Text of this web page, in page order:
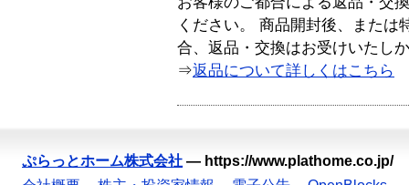
ください。 商品開封後、または
合、返品・交換はお受けいたし
⇒返品について詳しくはこちら
ぷらっとホーム株式会社 — https://www.plathome.co.jp/